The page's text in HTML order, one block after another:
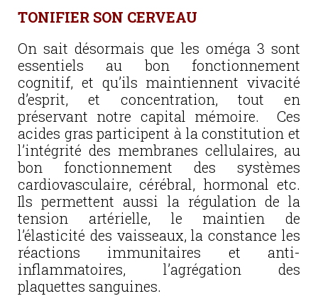
TONIFIER SON CERVEAU
On sait désormais que les oméga 3 sont
essentiels au bon fonctionnement
cognitif, et qu’ils maintiennent vivacité
d’esprit, et concentration, tout en
préservant notre capital mémoire. Ces
acides gras participent à la constitution et
l’intégrité des membranes cellulaires, au
bon fonctionnement des systèmes
cardiovasculaire, cérébral, hormonal etc.
Ils permettent aussi la régulation de la
tension artérielle, le maintien de
l’élasticité des vaisseaux, la constance les
réactions immunitaires et anti-
inflammatoires, l’agrégation des
plaquettes sanguines.